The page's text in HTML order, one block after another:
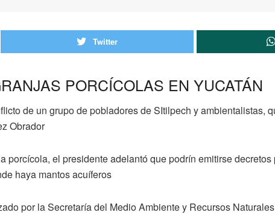
Twitter
PORCÍCOLAS EN YUCATÁN
de un grupo de pobladores de SItilpech y ambientalistas,
Obrador
porcícola, el presidente adelantó que podrín emitirse
haya mantos acuíferos
por la Secretaría del Medio Ambiente y Recursos